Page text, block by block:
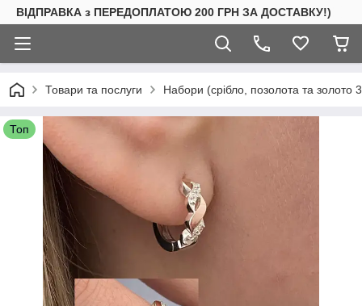
ВІДПРАВКА з ПЕРЕДОПЛАТОЮ 200 ГРН ЗА ДОСТАВКУ!)
Товари та послуги Набори (срібло, позолота та золото
Топ